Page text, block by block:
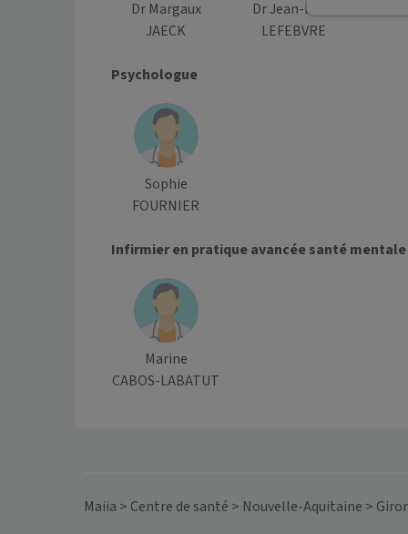
Dr Margaux
JAECK
Dr Jean-Marc
LEFEBVRE
Psychologue
Sophie
FOURNIER
Infirmier en pratique avancée santé mentale
Marine
CABOS-LABATUT
Maiia > Centre de santé > Nouvelle-Aquitaine >